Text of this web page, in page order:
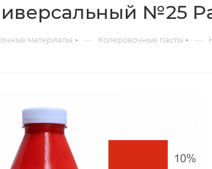
№25
материалы — Колеровочные пасты —